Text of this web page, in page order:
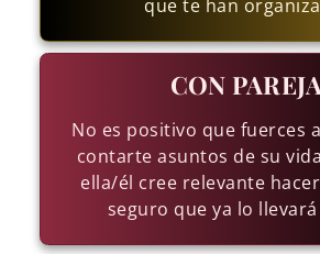
que te han
CON
No es positivo que fuerces
contarte asuntos de su
ella/él cree relevante
seguro que ya lo llevará